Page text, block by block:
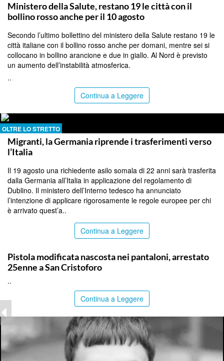
Ministero della Salute, restano 19 le città con il
bollino rosso anche per il 10 agosto
Secondo l’ultimo bollettino del ministero della Salute restano 19 le
città italiane con il bollino rosso anche per domani, mentre sei si
collocano in bollino arancione e due in giallo. Al Nord è previsto
un aumento dell’instabilità atmosferica.
..
Continua a Leggere
OLTRE LO STRETTO
Migranti, la Germania riprende i trasferimenti verso
l’Italia
Il 19 agosto una richiedente asilo somala di 22 anni sarà trasferita
dalla Germania all’Italia in applicazione del regolamento di
Dublino. Il ministero dell’Interno tedesco ha annunciato
l’intenzione di applicare rigorosamente le regole europee per chi
è arrivato quest’a..
Continua a Leggere
Pistola modificata nascosta nei pantaloni, arrestato
25enne a San Cristoforo
..
Continua a Leggere